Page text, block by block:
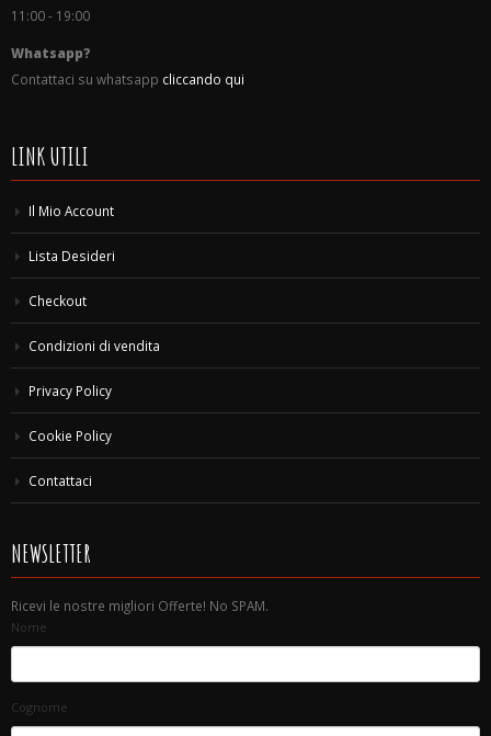
11:00 - 19:00
Whatsapp?
Contattaci su whatsapp cliccando qui
LINK UTILI
Il Mio Account
Lista Desideri
Checkout
Condizioni di vendita
Privacy Policy
Cookie Policy
Contattaci
NEWSLETTER
Ricevi le nostre migliori Offerte! No SPAM.
Nome
Cognome